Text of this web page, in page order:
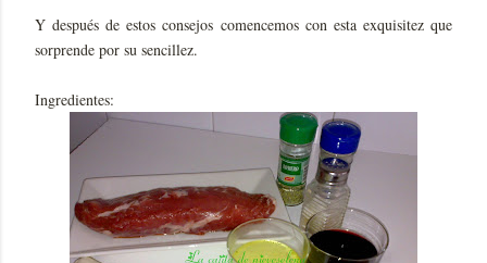
Y después de estos consejos comencemos con esta exquisitez que
sorprende por su sencillez.
Ingredientes: